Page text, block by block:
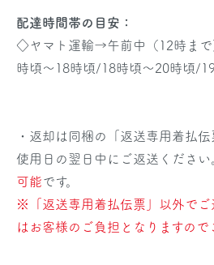
配達時間帯の目安：
◇ヤマト運輸→午前中（12時ま
時頃～18時頃/18時頃～20時頃/
・返却は同梱の「返送専用着払
使用日の翌日中にご返送ください
可能です。
※「返送専用着払伝票」以外でご
はお客様のご負担となりますので